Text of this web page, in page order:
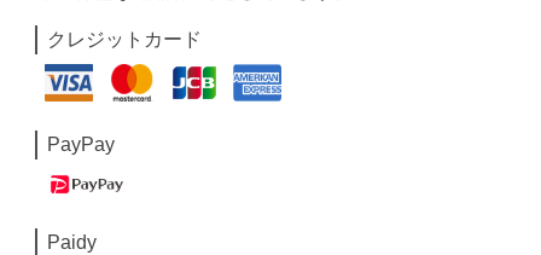
クレジットカード
PayPay
Paidy